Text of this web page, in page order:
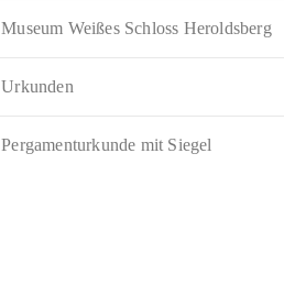
Museum Weißes Schloss Heroldsberg
Urkunden
Pergamenturkunde mit Siegel